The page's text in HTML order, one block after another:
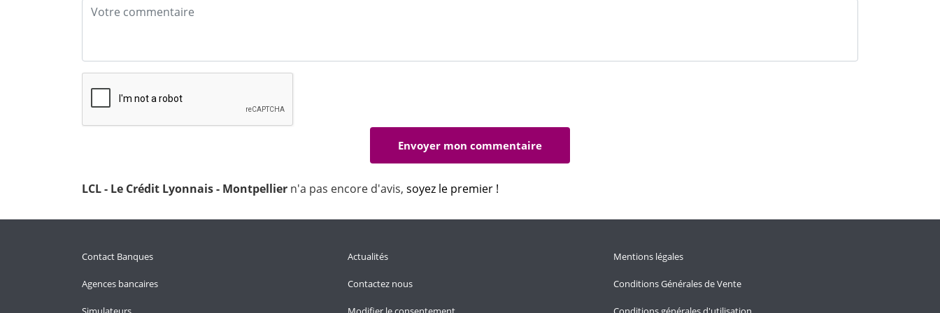
LCL - Le Crédit Lyonnais - Montpellier n'a pas encore d'avis, soyez le premier !
Contact Banques
Agences bancaires
Actualités
Contactez nous
Mentions légales
Conditions Générales de Vente